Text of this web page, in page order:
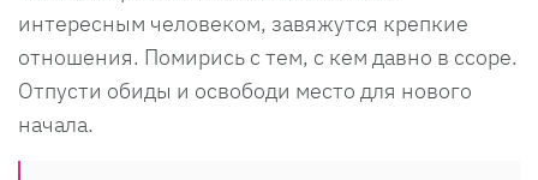
интересным человеком, завяжутся крепкие
отношения. Помирись с тем, с кем давно в ссоре.
Отпусти обиды и освободи место для нового
начала.